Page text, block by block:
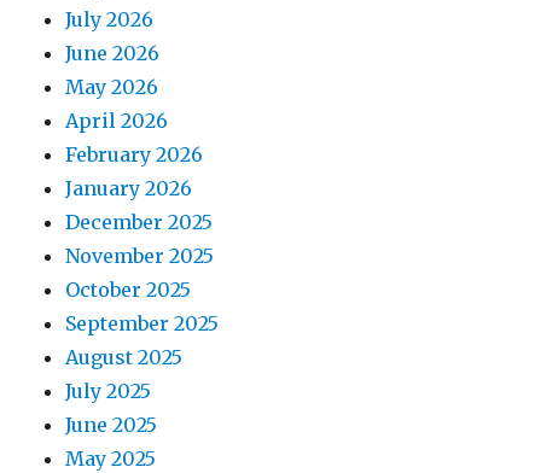
July 2026
June 2026
May 2026
April 2026
February 2026
January 2026
December 2025
November 2025
October 2025
September 2025
August 2025
July 2025
June 2025
May 2025